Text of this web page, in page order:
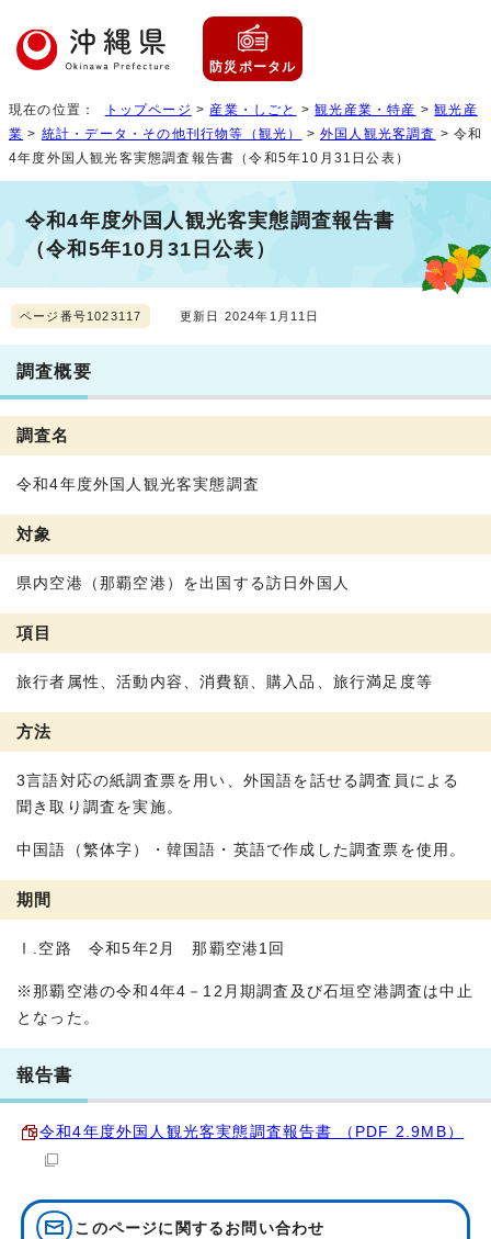
防災ポータル
現在の位置： トップページ > 産業・しごと >観光産業・特産 >観光産
業 > 統計・データ・その他刊行物等（観光） >外国人観光客調査 > 令和
4年度外国人観光客実態調査報告書（令和5年10月31日公表）
令和4年度外国人観光客実態調査報告書
（令和5年10月31日公表）
ページ番号1023117 更新日 2024年1月11日
調査概要
調査名
令和4年度外国人観光客実態調査
対象
県内空港（那覇空港）を出国する訪日外国人
項目
旅行者属性、活動内容、消費額、購入品、旅行満足度等
方法
3言語対応の紙調査票を用い、外国語を話せる調査員による
聞き取り調査を実施。
中国語（繁体字）・韓国語・英語で作成した調査票を使用。
期間
Ⅰ.空路 令和5年2月 那覇空港1回
※那覇空港の令和4年4－12月期調査及び石垣空港調査は中止
となった。
報告書
令和4年度外国人観光客実態調査報告書 （PDF 2.9MB）
このページに関する お問い合わせ